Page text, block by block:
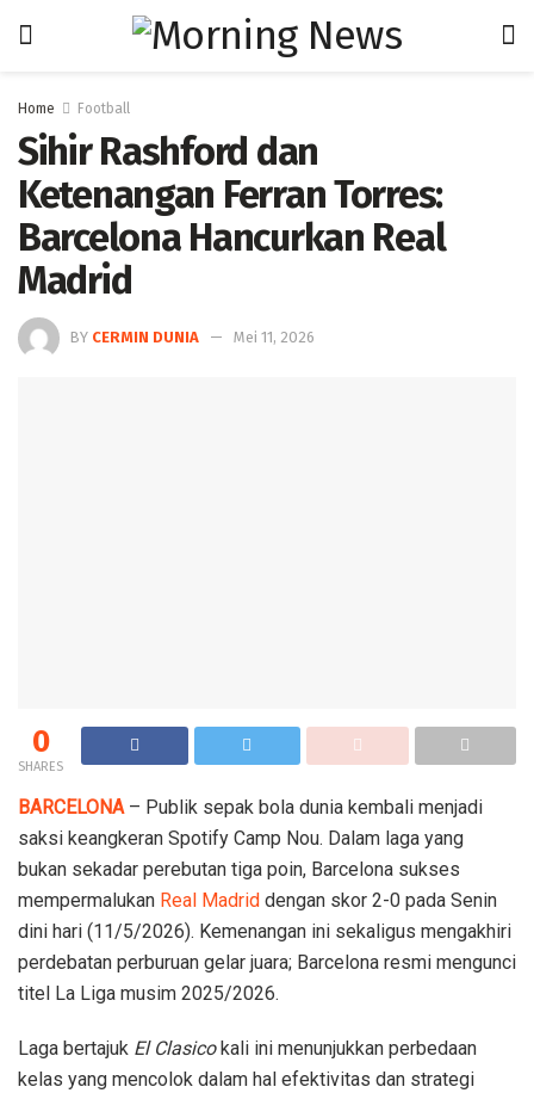
Home Football
Sihir Rashford dan
Ketenangan Ferran Torres:
Barcelona Hancurkan Real
Madrid
BY CERMIN DUNIA Mei 11, 2026
0
SHARES
BARCELONA – Publik sepak bola dunia kembali menjadi
saksi keangkeran Spotify Camp Nou. Dalam laga yang
bukan sekadar perebutan tiga poin, Barcelona sukses
mempermalukan Real Madrid dengan skor 2-0 pada Senin
dini hari (11/5/2026). Kemenangan ini sekaligus mengakhiri
perdebatan perburuan gelar juara; Barcelona resmi mengunci
titel La Liga musim 2025/2026.
Laga bertajuk El Clasicokali ini menunjukkan perbedaan
kelas yang mencolok dalam hal efektivitas dan strategi